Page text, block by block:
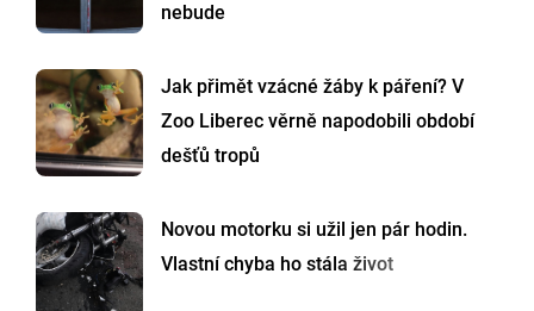
nebude
Jak přimět vzácné žáby k páření? V
Zoo Liberec věrně napodobili období
dešťů tropů
Novou motorku si užil jen pár hodin.
Vlastní chyba ho stála život